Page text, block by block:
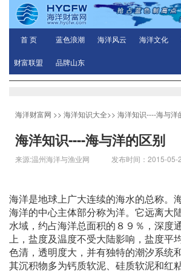
首 页 蓝色浪潮 海洋风云 海洋文化
财富联盟 品牌山东
海洋财富网 >> 海洋知识大全>> 海洋知识----海与洋
海洋知识----海与洋的区别
来源:温州海洋与渔业网 发布时间：2015-05-
海洋是地球上广大连续的海水的总称。
海洋的中心主体部分称为洋。它远离大
水域，约占海洋总面积的８９％，深度
上，盐度及温度不受大陆影响，盐度平
色清，透明度大，并有独特的潮汐系统
其沉积物多为钙质软泥、硅质软泥和红